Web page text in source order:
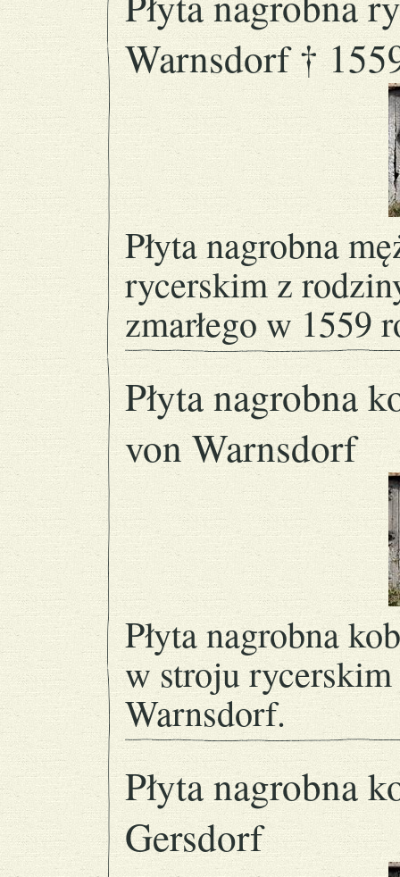
Warnsdorf †
Płyta nagrobna
rycerskim z
zmarłego w 1559
Płyta nagrobna
von Warnsdorf
Płyta nagrobna
w stroju
Warnsdorf.
Płyta nagrobna
Gersdorf